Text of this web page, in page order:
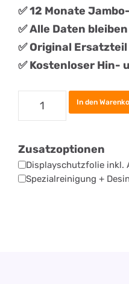
✅ 12 Monate
✅ Alle Daten
✅Original Ersatzteil
✅ Kostenloser Hin-
Samsung
Galaxy
Display
Reparatur
In den
Zusatzoptionen
Displayschutzfolie inkl.
Spezialreinigung +